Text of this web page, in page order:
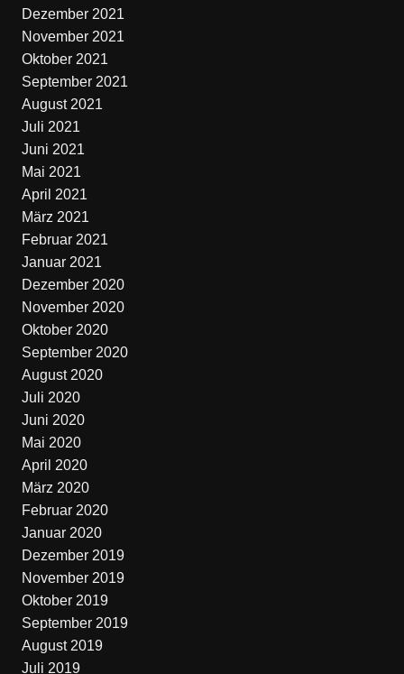
Dezember 2021
November 2021
Oktober 2021
September 2021
August 2021
Juli 2021
Juni 2021
Mai 2021
April 2021
März 2021
Februar 2021
Januar 2021
Dezember 2020
November 2020
Oktober 2020
September 2020
August 2020
Juli 2020
Juni 2020
Mai 2020
April 2020
März 2020
Februar 2020
Januar 2020
Dezember 2019
November 2019
Oktober 2019
September 2019
August 2019
Juli 2019